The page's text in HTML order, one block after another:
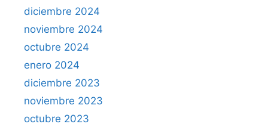
diciembre 2024
noviembre 2024
octubre 2024
enero 2024
diciembre 2023
noviembre 2023
octubre 2023